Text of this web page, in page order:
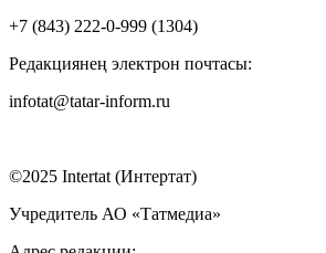
+7 (843) 222-0-999 (1304)
Редакциянең электрон почтасы:
infotat@tatar-inform.ru
©2025 Intertat (Интертат)
Учредитель АО «Татмедиа»